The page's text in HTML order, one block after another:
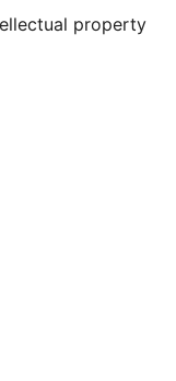
property